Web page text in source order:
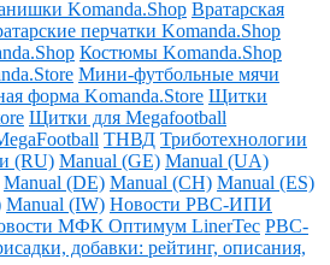
Komanda.Shop Вратарская
перчатки Komanda.Shop
Костюмы Komanda.Shop
Мини-футбольные мячи
форма Komanda.Store Щитки
Щитки для Megafootball
ТНВД Триботехнологии
(RU) Manual (GE) Manual (UA)
Manual (DE) Manual (CH) Manual (ES)
Manual (IW) Новости РВС-ИПИ
МФК Оптимум LinerTec РВС-
добавки: рейтинг, описания,